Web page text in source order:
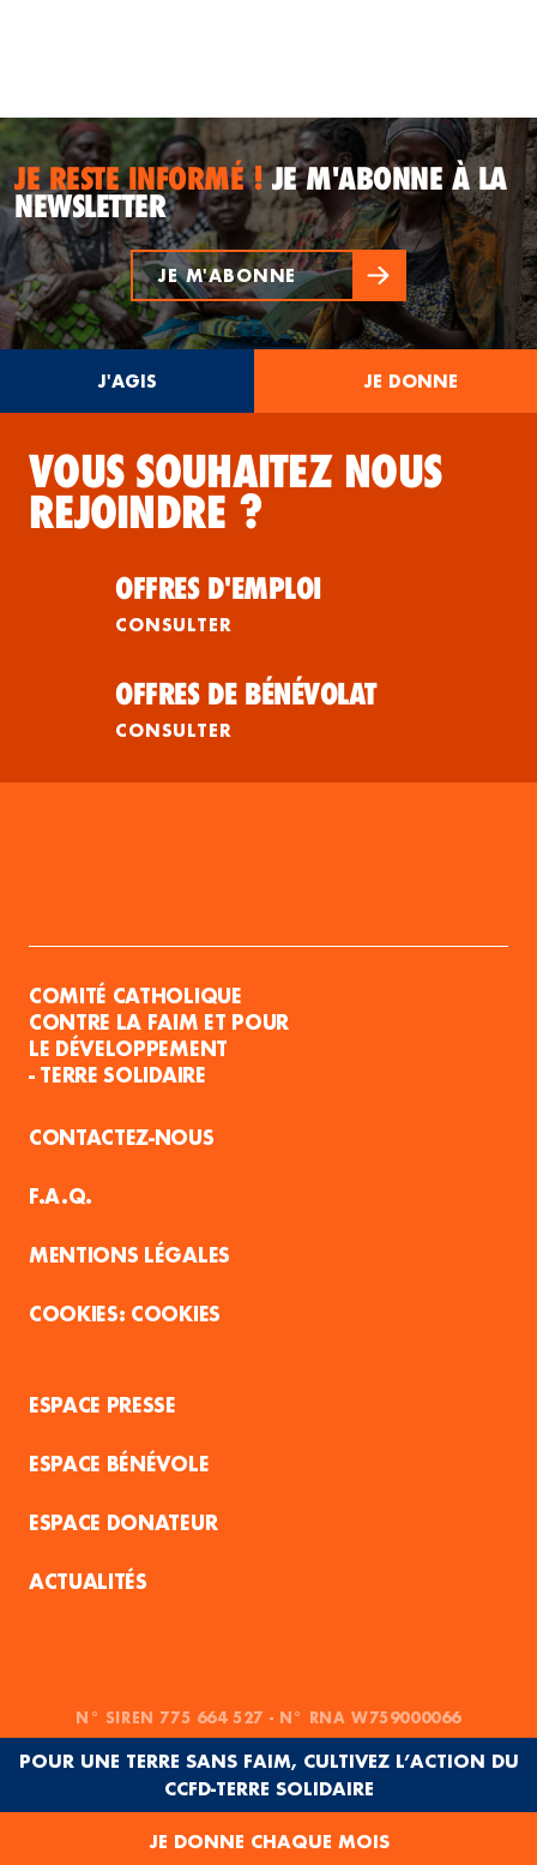
JE RESTE INFORMÉ !JE M'ABONNE À LA
NEWSLETTER
JE M'ABONNE
J'AGIS JE DONNE
VOUS SOUHAITEZ NOUS
REJOINDRE ?
OFFRES D'EMPLOI
CONSULTER
OFFRES DE BÉNÉVOLAT
CONSULTER
COMITÉ CATHOLIQUE
CONTRE LA FAIM ET POUR
LE DÉVELOPPEMENT
- TERRE SOLIDAIRE
CONTACTEZ-NOUS
F.A.Q.
MENTIONS LÉGALES
COOKIES
ESPACE PRESSE
ESPACE BÉNÉVOLE
ESPACE DONATEUR
ACTUALITÉS
N° SIREN 775 664 527 - N° RNA W759000066
POUR UNE TERRE SANS FAIM, CULTIVEZ L’ACTION DU
CCFD-TERRE SOLIDAIRE
JE DONNE CHAQUE MOIS